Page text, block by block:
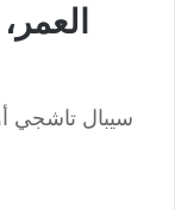
سيبال تاشجي